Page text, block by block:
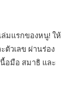
มแรกของหนู! ให้
วเลข ผ่านร่อง
อมือ สมาธิ และ